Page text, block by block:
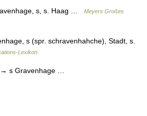
s, s. Haag …
Meyers Großes
s (spr. schravenhahche), Stadt, s.
Lexikon
s Gravenhage …